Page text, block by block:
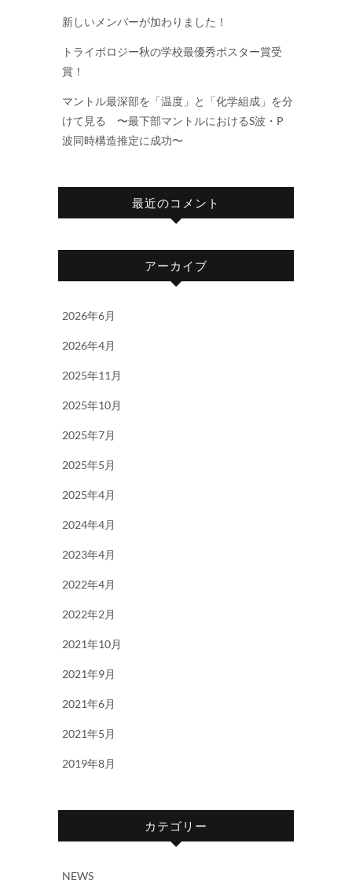
新しいメンバーが加わりました！
トライボロジー秋の学校最優秀ポスター賞受
賞！
マントル最深部を「温度」と「化学組成」を分
けて見る 〜最下部マントルにおけるS波・P
波同時構造推定に成功〜
最近のコメント
アーカイブ
2026年6月
2026年4月
2025年11月
2025年10月
2025年7月
2025年5月
2025年4月
2024年4月
2023年4月
2022年4月
2022年2月
2021年10月
2021年9月
2021年6月
2021年5月
2019年8月
カテゴリー
NEWS